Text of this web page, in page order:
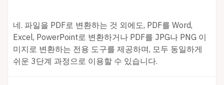
네. 파일을 PDF로 변환하는 것 외에도, PDF를 Word,
Excel, PowerPoint로 변환하거나 PDF를 JPG나 PNG 이
미지로 변환하는 전용 도구를 제공하며, 모두 동일하게
쉬운 3단계 과정으로 이용할 수 있습니다.